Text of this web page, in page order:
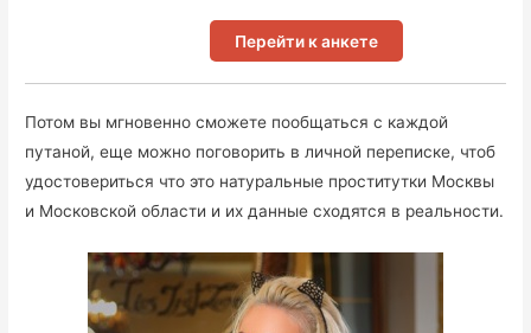
Перейти к анкете
Потом вы мгновенно сможете пообщаться с каждой
путаной, еще можно поговорить в личной переписке, чтоб
удостовериться что это натуральные проститутки Москвы
и Московской области и их данные сходятся в реальности.